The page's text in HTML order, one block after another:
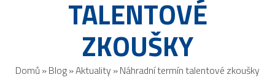
TALENTOVÉ
ZKOUŠKY
Domů »Blog»Aktuality »Náhradní termín talentové zkoušky